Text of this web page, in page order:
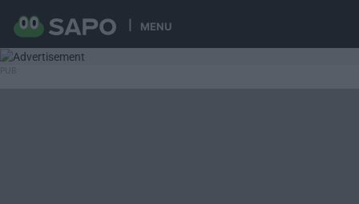
MENU